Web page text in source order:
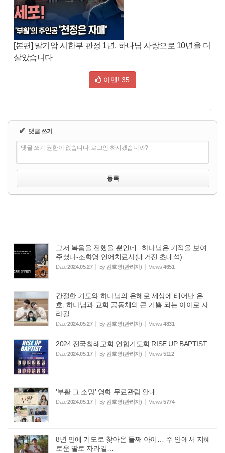
[본편] 말기암 시한부 판정 1년, 하나님 사랑으로 10년을 더
살았습니다
아멘! 35
✔ 댓글 쓰기
댓글 쓰기 권한이 없습니다. 로그인 하시겠습니까?
그저 복음을 전했을 뿐인데.. 하나님은 기적을 보여
주셨다-조화영 언어치료사(매거진 초대석)
Date2024.05.27 By 김호영(관리자) Views 4651
간절한 기도와 하나님의 은혜로 세상에 태어난 은
호, 하나님과 교회 공동체의 큰 기쁨 되는 아이로 자
라길
Date2024.05.27 By 김호영(관리자) Views 4831
2024 전국침례교회 연합기도회 RISE UP BAPTIST
Date2024.05.17 By 김호영(관리자) Views 5112
'부활 그 소망’ 영화 무료관람 안내
Date2024.05.17 By 김호영(관리자) Views 5774
8년 만에 기도로 찾아온 둘째 아이… 주 안에서 지혜
로운 딸로 자라길…